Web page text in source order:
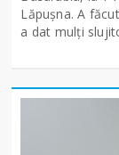
Lăpușna. A
a dat mulți